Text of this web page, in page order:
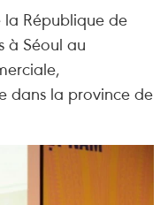
la République de
à Séoul au
dans la province de